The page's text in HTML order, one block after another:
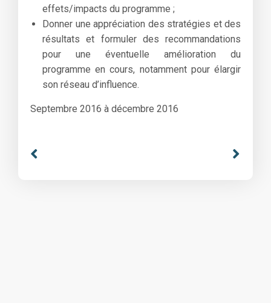
effets/impacts du programme ;
Donner une appréciation des stratégies et des
résultats et formuler des recommandations
pour une éventuelle amélioration du
programme en cours, notamment pour élargir
son réseau d’influence.
Septembre 2016 à décembre 2016